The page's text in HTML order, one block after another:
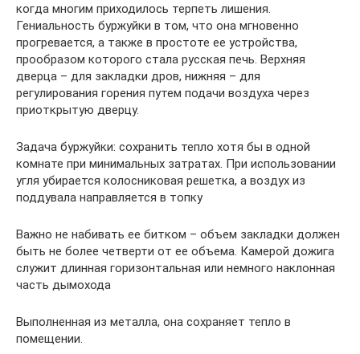
когда многим приходилось терпеть лишения.
Гениальность буржуйки в том, что она мгновенно
прогревается, а также в простоте ее устройства,
прообразом которого стала русская печь. Верхняя
дверца – для закладки дров, нижняя – для
регулирования горения путем подачи воздуха через
приоткрытую дверцу.
Задача буржуйки: сохранить тепло хотя бы в одной
комнате при минимальных затратах. При использовании
угля убирается колосниковая решетка, а воздух из
поддувала направляется в топку
Важно не набивать ее битком – объем закладки должен
быть не более четверти от ее объема. Камерой дожига
служит длинная горизонтальная или немного наклонная
часть дымохода
Выполненная из металла, она сохраняет тепло в
помещении.